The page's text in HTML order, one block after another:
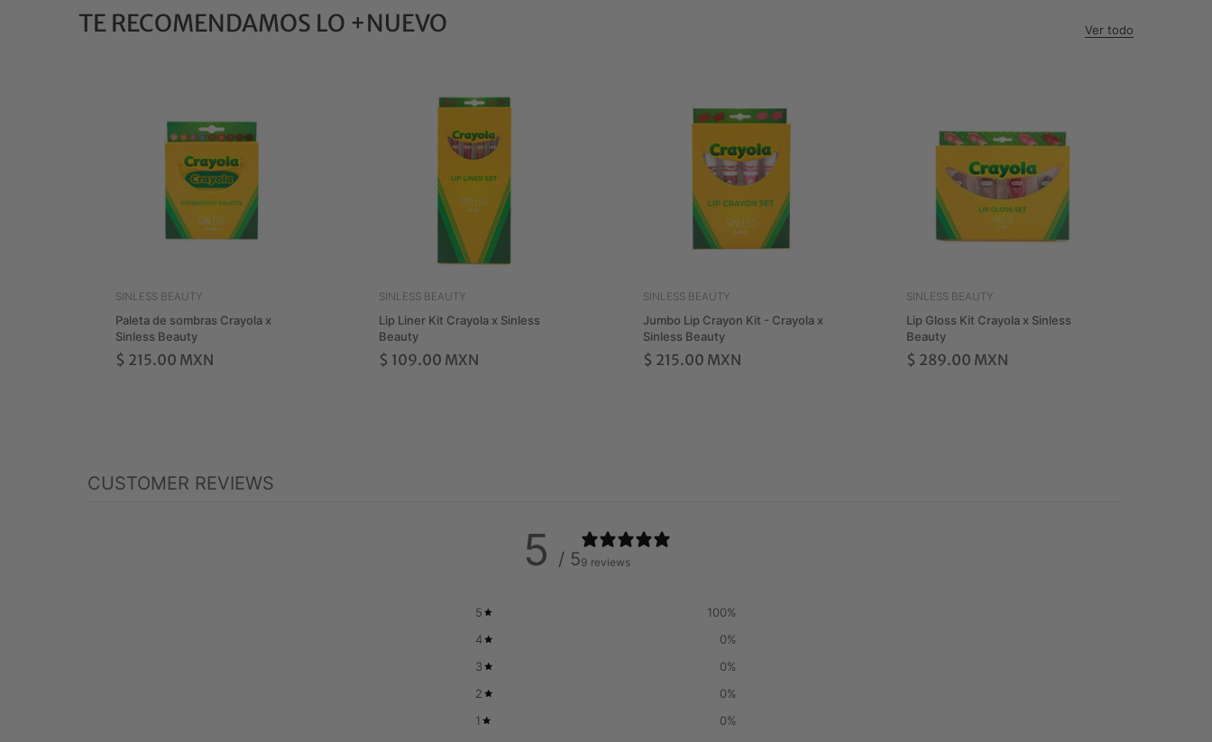
TE RECOMENDAMOS LO +NUEVO Ver todo
SINLESS BEAUTY
Paleta de sombras Crayola x
Sinless Beauty
$ 215.00 MXN
SINLESS BEAUTY
Lip Liner Kit Crayola x Sinless
Beauty
$ 109.00 MXN
SINLESS BEAUTY
Jumbo Lip Crayon Kit - Crayola x
Sinless Beauty
$ 215.00 MXN
SINLESS BEAUTY
Lip Gloss Kit Crayola x Sinless
Beauty
$ 289.00 MXN
CUSTOMER REVIEWS
5 / 59 reviews
5 100%
4
0%
3
0%
2
0%
1
0%